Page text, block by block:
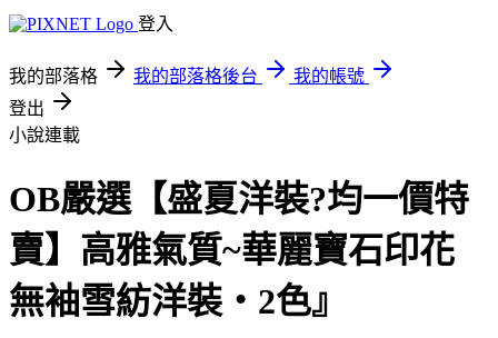
登入
我的部落格 我的部落格後台
我的帳號
登出
小說連載
OB嚴選【盛夏洋裝?均一價特
賣】高雅氣質~華麗寶石印花
無袖雪紡洋裝‧2色』